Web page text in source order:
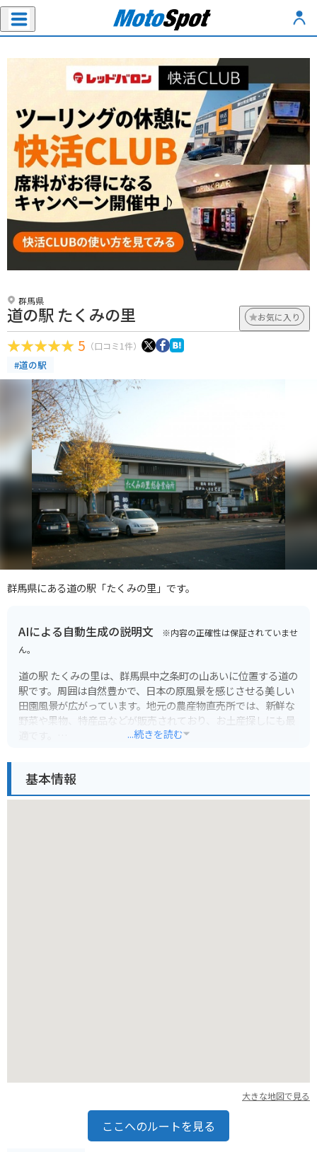
群馬県
道の駅 たくみの里 お気に入り
5 （口コミ1件）
#道の駅
群馬県にある道の駅「たくみの里」です。
AIによる自動生成の説明文 ※内容の正確性は保証されていませ
ん。
道の駅 たくみの里は、群馬県中之条町の山あいに位置する道の
駅です。周囲は自然豊かで、日本の原風景を感じさせる美しい
田園風景が広がっています。地元の農産物直売所では、新鮮な
野菜や果物、特産品などが販売されており、お土産探しにも最
できる工房が点在しており、大人から子供まで楽しむことがで
きます。バイクで訪れる場合は、周辺のワインディングロード
...続きを読む
基本情報
大きな地図で見る
ここへのルートを見る